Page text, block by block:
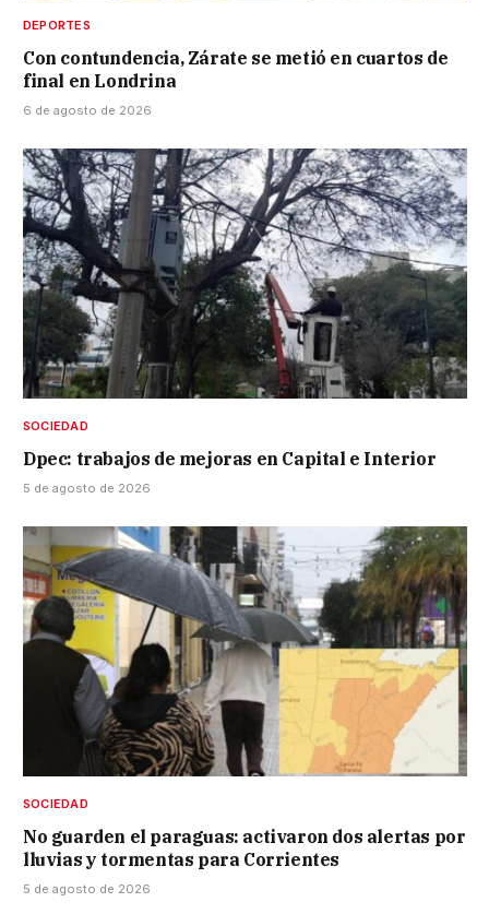
DEPORTES
Con contundencia, Zárate se metió en cuartos de
final en Londrina
6 de agosto de 2026
SOCIEDAD
Dpec: trabajos de mejoras en Capital e Interior
5 de agosto de 2026
SOCIEDAD
No guarden el paraguas: activaron dos alertas por
lluvias y tormentas para Corrientes
5 de agosto de 2026